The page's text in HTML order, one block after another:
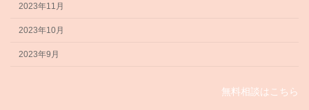
2023年11月
2023年10月
2023年9月
無料相談はこちら